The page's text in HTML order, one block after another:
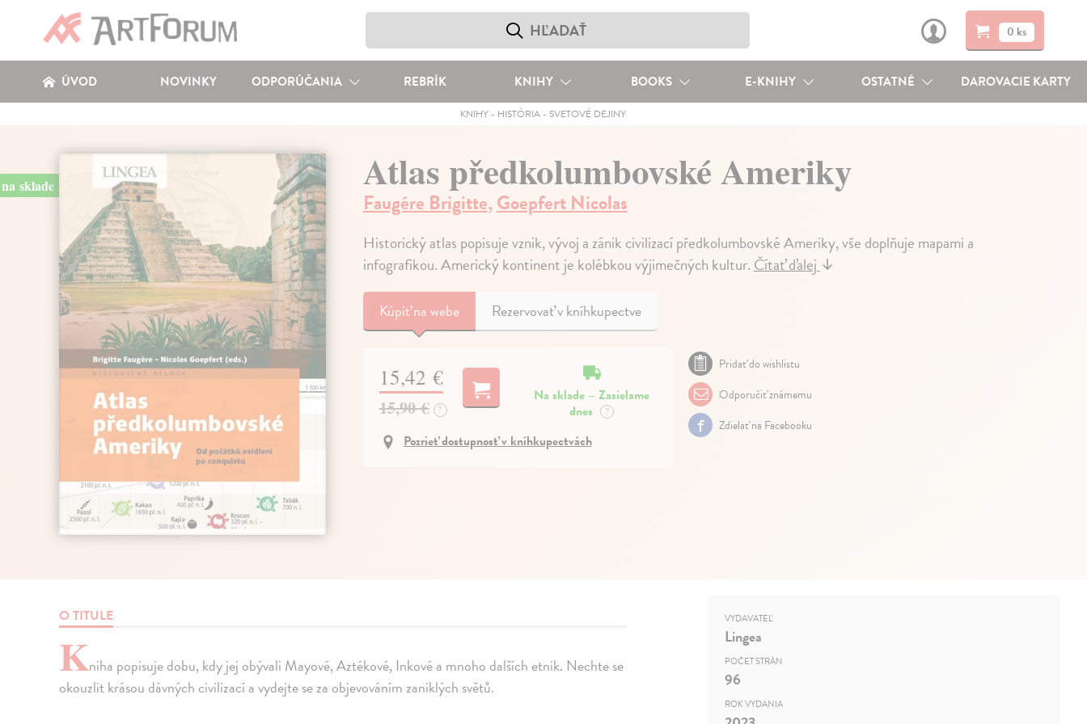
0 ks
ÚVOD NOVINKY ODPORÚČANIA REBRÍK KNIHY BOOKS E-KNIHY OSTATNÉ DAROVACIE KARTY
KNIHY - HISTÓRIA - SVETOVÉ DEJINY
na sklade Atlas předkolumbovské Ameriky
Faugére Brigitte,Goepfert Nicolas
Historický atlas popisuje vznik, vývoj a zánik civilizací předkolumbovské Ameriky, vše doplňuje mapami a
infografikou. Americký kontinent je kolébkou výjimečných kultur.Čítať ďalej↓
Kúpiťna webe Rezervovať v kníhkupectve
15,42 €
15,90 € ?
Na sklade – Zasielame
dnes
?
Pozrieť dostupnosť v kníhkupectvách
Pridať do wishlistu
Odporučiť známemu
Zdielať na Facebooku
O TITULE
Kniha popisuje dobu, kdy jej obývali Mayové, Aztékové, Inkové a mnoho dalších etnik. Nechte se
okouzlit krásou dávných civilizací a vydejte se za objevováním zaniklých světů.
VYDAVATEĽ
Lingea
POČET STRÁN
96
ROK VYDANIA